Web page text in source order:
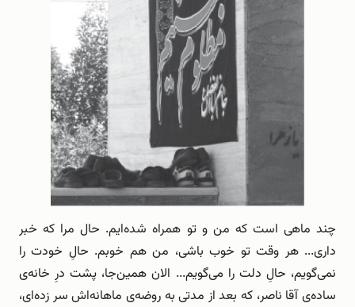
چند ماهی است که من و تو همراه شده‌ایم. حال مرا که خبر
داری... هر وقت تو خوب باشی، من هم خوبم. حالِ خودت را
نمی‌گویم، حالِ دلت را می‌گویم... الان همین‌جا، پشت درِ خانه‌ی
ساده‌ی آقا ناصر، که بعد از مدتی به روضه‌ی ماهانه‌اش سر زده‌ای،